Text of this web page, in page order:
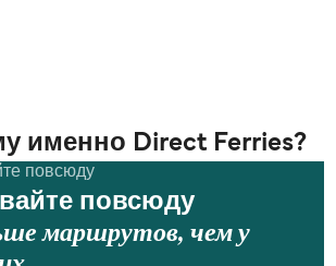
именно Direct Ferries?
повсюду
маршрутов, чем у